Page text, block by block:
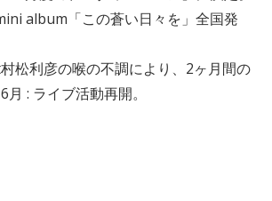
album「この蒼い日々を」全国発
松利彦の喉の不調により、2ヶ月間の
: ライブ活動再開。